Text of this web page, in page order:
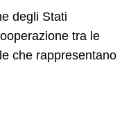
degli Stati
tra le
che rappresentano